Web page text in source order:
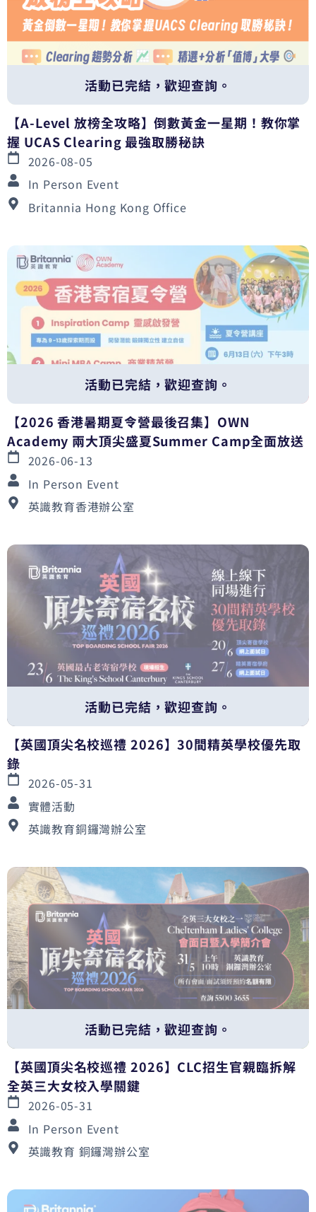
活動已完結，歡迎查詢。
【A-Level 放榜全攻略】倒數黃金一星期！教你掌
握 UCAS Clearing 最強取勝秘訣
2026-08-05
In Person Event
Britannia Hong Kong Office
活動已完結，歡迎查詢。
【2026 香港暑期夏令營最後召集】OWN
Academy 兩大頂尖盛夏Summer Camp全面放送
2026-06-13
In Person Event
英識教育香港辦公室
活動已完結，歡迎查詢。
【英國頂尖名校巡禮 2026】30間精英學校優先取
錄
2026-05-31
實體活動
英識教育銅鑼灣辦公室
活動已完結，歡迎查詢。
【英國頂尖名校巡禮 2026】CLC招生官親臨拆解
全英三大女校入學關鍵
2026-05-31
In Person Event
英識教育 銅鑼灣辦公室